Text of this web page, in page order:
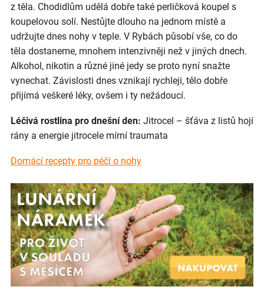
z těla. Chodidlům udělá dobře také perličková koupel s
koupelovou solí. Nestůjte dlouho na jednom místě a
udržujte dnes nohy v teple. V Rybách působí vše, co do
těla dostaneme, mnohem intenzivněji než v jiných dnech.
Alkohol, nikotin a různé jiné jedy se proto nyní snažte
vynechat. Závislosti dnes vznikají rychleji, tělo dobře
přijímá veškeré léky, ovšem i ty nežádoucí.
Léčivá rostlina pro dnešní den: Jitrocel – šťáva z listů hojí
rány a energie jitrocele mírní traumata
Domácí recepty pro péči o nohy